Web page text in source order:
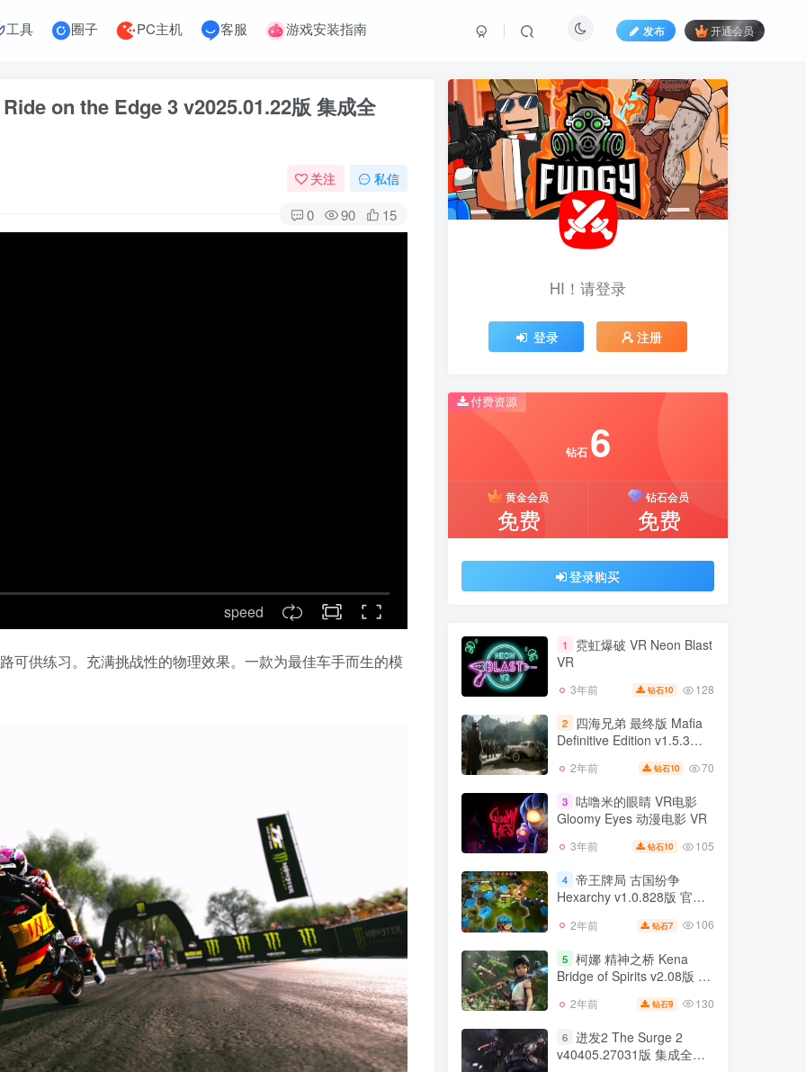
工具 圈子 PC主机 客服 游戏安装指南 发布 开通会员
on the Edge 3 v2025.01.22版 集成全
关注 私信
0 90 15
speed
可供练习。充满挑战性的物理效果。一款为最佳车手而生的模
HI！请登录
登录 注册
付费资源
钻石 6
黄金会员
免费
钻石会员
免费
登录购买
1
霓虹爆破 VR Neon Blast
VR
3年前 钻石10 128
2
四海兄弟 最终版 Mafia
Definitive Edition v1.5.3版
集成全DLC 官方中文
2年前 钻石10 70
3 咕噜米的眼睛 VR电影
Gloomy Eyes 动漫电影 VR
3年前 钻石10 105
4 帝王牌局 古国纷争
Hexarchy v1.0.828版 官方
2年前 钻石7 106
5 柯娜 精神之桥 Kena
Bridge of Spirits v2.08版 集
2年前 钻石9 130
6 迸发2 The Surge 2
v40405.27031版 集成全
HI！请登录
登录 注册
推荐开通钻石会员下载更优惠！
推荐开通钻石会员下载更优惠！
6
免费 免费
1
霓虹爆破 VR Neon Blast
VR
3年前 钻石10
2
四海兄弟 最终版 Mafia
集成全DLC 官方中文
2年前 钻石10 70
3
咕噜米的眼睛 VR电影
3年前 钻石 10 105
4
帝王牌局 古国纷争
Hexarchy v1.0.828版 官方
中文
2年前 钻石7
5
柯娜 精神之桥 Kena
成全DLC 官方中文
2年前 钻石 9